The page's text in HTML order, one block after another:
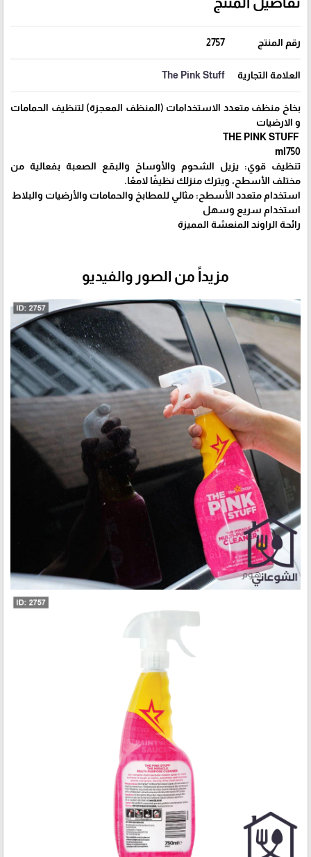
رقم المنتج 2757
العلامة التجارية The Pink Stuff
بخاخ منظف متعدد الاستخدامات (المنظف المعجزة) لتنظيف الحمامات
و الارضيات
THE PINK STUFF
ml750
تنظيف قوي: يزيل الشحوم والأوساخ والبقع الصعبة بفعالية من
مختلف الأسطح، ويترك منزلك نظيفًا لامعًا.
استخدام متعدد الأسطح: مثالي للمطابخ والحمامات والأرضيات والبلاط
استخدام سريع وسهل
رائحة الراوند المنعشة المميزة
مزيداً من الصور والفيديو